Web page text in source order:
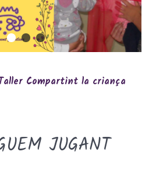
Compartint la criança
JUGANT